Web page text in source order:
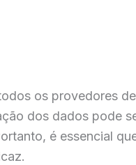
os provedores
dos dados pode
é essencial